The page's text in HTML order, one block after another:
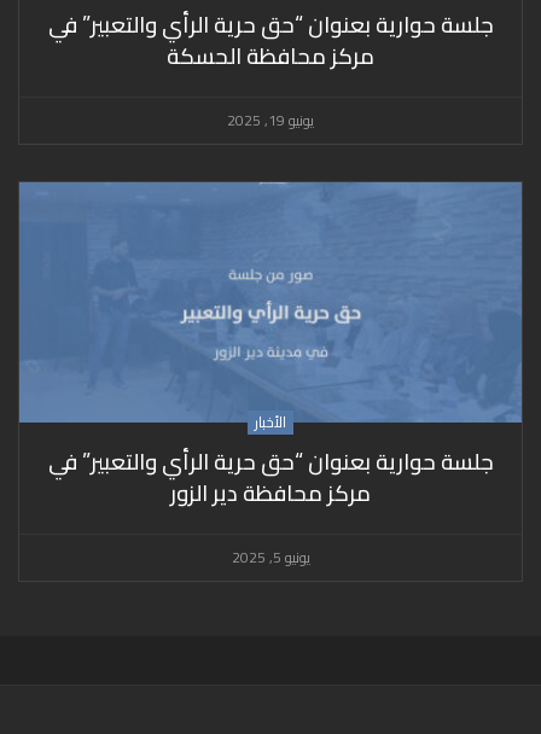
جلسة حوارية بعنوان “حق حرية الرأي والتعبير” في
مركز محافظة الحسكة
يونيو 19, 2025
الأخبار
جلسة حوارية بعنوان “حق حرية الرأي والتعبير” في
مركز محافظة دير الزور
يونيو 5, 2025